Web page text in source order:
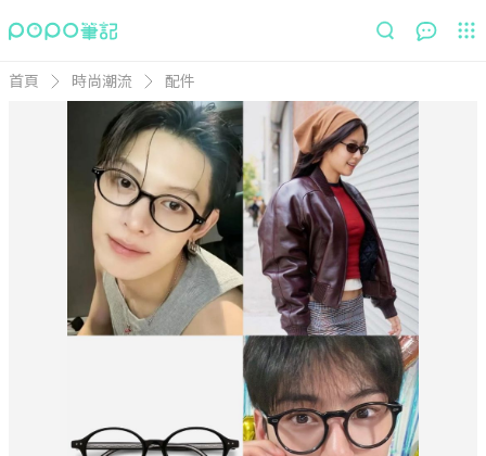
首頁 時尚潮流 配件